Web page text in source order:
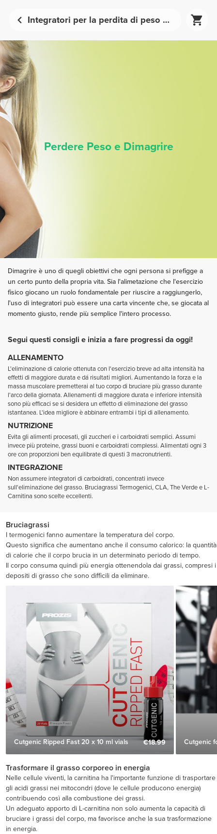
Integratori per la perdita di peso e per dimagrire | Prozis
Perdere Peso e Dimagrire
Dimagrire è uno di quegli obiettivi che ogni persona si prefigge a
un certo punto della propria vita. Sia l'alimetazione che l'esercizio
fisico giocano un ruolo fondamentale per riuscire a raggiungerlo,
l'uso di integratori può essere una carta vincente che, se giocata al
momento giusto, rende più semplice l'intero processo.
Segui questi consigli e inizia a fare progressi da oggi!
ALLENAMENTO
L'eliminazione di calorie ottenuta con l'esercizio breve ad alta intensità ha
effetti di maggiore durata e dá risultati migliori. Aumentando la forza e la
massa muscolare premetterai al tuo corpo di bruciare più grasso durante
l'arco della giornata. Allenamenti di maggiore durata e inferiore intensità
sono più efficaci se si desidera un effetto di eliminazione del grasso
istantanea. L'idea migliore è abbinare entrambi i tipi di allenamento.
NUTRIZIONE
Evita gli alimenti procesati, gli zuccheri e i carboidrati semplici. Assumi
invece più proteine, grassi buoni e carboidrati complessi. Alimentati ogni 3
ore con proporzioni ben equilibrate di questi 3 macronutrienti.
INTEGRAZIONE
Non assumere integratori di carboidrati, concentrati invece
sull'eliminazione del grasso. Bruciagrassi Termogenici, CLA, The Verde e L-
Carnitina sono scelte eccellenti.
Bruciagrassi
I termogenici fanno aumentare la temperatura del corpo.
Questo significa che aumentano anche il consumo calorico: la quantità
di calorie che il corpo brucia in un determinato periodo di tempo.
Il corpo consuma quindi più energia ottenendola dai grassi, compresi i
depositi di grasso che sono difficili da eliminare.
Cutgenic Ripped Fast 20 x 10 ml vials €18.99 Cutgenic
Trasformare il grasso corporeo in energia
Nelle cellule viventi, la carnitina ha l'importante funzione di trasportare
gli acidi grassi nei mitocondri (dove le cellule producono energia)
contribuendo così alla combustione dei grassi.
Un adeguato apporto di L-carnitina non solo aumenta la capacità di
bruciare i grassi del corpo, ma favorisce anche la sua trasformazione
in energia.